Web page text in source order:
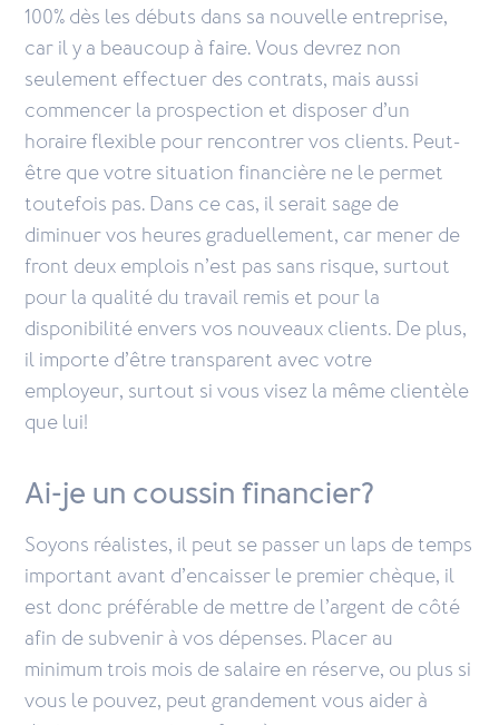
100% dès les débuts dans sa nouvelle entreprise,
car il y a beaucoup à faire. Vous devrez non
seulement effectuer des contrats, mais aussi
commencer la prospection et disposer d’un
horaire flexible pour rencontrer vos clients. Peut-
être que votre situation financière ne le permet
toutefois pas. Dans ce cas, il serait sage de
diminuer vos heures graduellement, car mener de
front deux emplois n’est pas sans risque, surtout
pour la qualité du travail remis et pour la
disponibilité envers vos nouveaux clients. De plus,
il importe d’être transparent avec votre
employeur, surtout si vous visez la même clientèle
que lui!
Ai-je un coussin financier?
Soyons réalistes, il peut se passer un laps de temps
important avant d’encaisser le premier chèque, il
est donc préférable de mettre de l’argent de côté
afin de subvenir à vos dépenses. Placer au
minimum trois mois de salaire en réserve, ou plus si
vous le pouvez, peut grandement vous aider à